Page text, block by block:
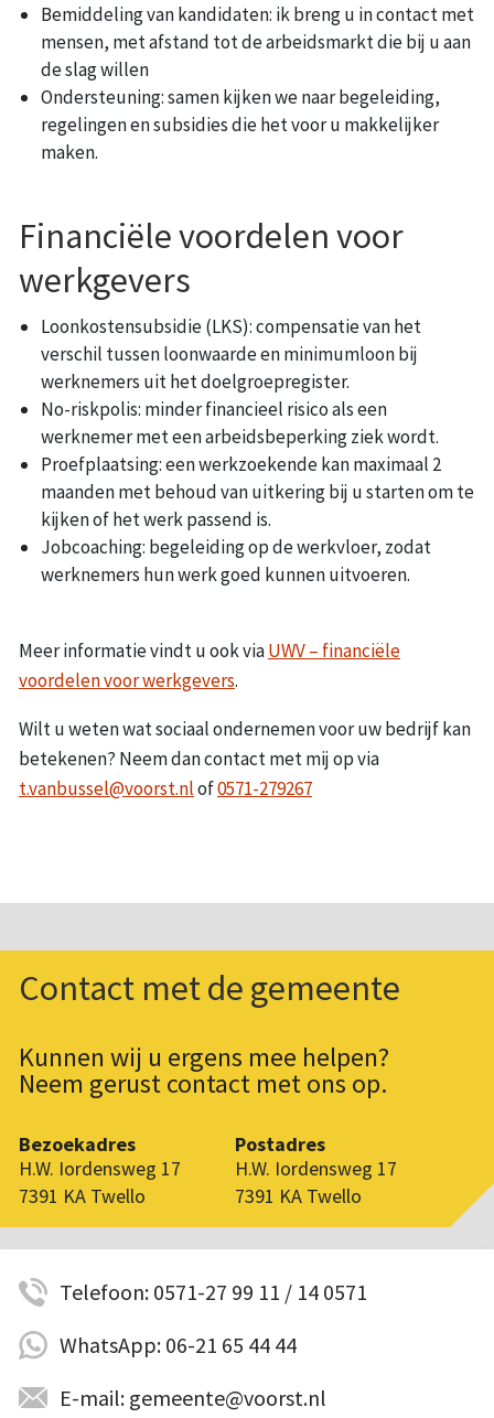
Bemiddeling van kandidaten: ik breng u in contact met
mensen, met afstand tot de arbeidsmarkt die bij u aan
de slag willen
Ondersteuning: samen kijken we naar begeleiding,
regelingen en subsidies die het voor u makkelijker
maken.
Financiële voordelen voor
werkgevers
Loonkostensubsidie (LKS): compensatie van het
verschil tussen loonwaarde en minimumloon bij
werknemers uit het doelgroepregister.
No-riskpolis: minder financieel risico als een
werknemer met een arbeidsbeperking ziek wordt.
Proefplaatsing: een werkzoekende kan maximaal 2
maanden met behoud van uitkering bij u starten om te
kijken of het werk passend is.
Jobcoaching: begeleiding op de werkvloer, zodat
werknemers hun werk goed kunnen uitvoeren.
Meer informatie vindt u ook viaUWV – financiële
voordelen voor werkgevers.
Wilt u weten wat sociaal ondernemen voor uw bedrijf kan
betekenen? Neem dan contact met mij op via
t.vanbussel@voorst.nlof0571-279267
Contact met de gemeente
Kunnen wij u ergens mee helpen?
Neem gerust contact met ons op.
Bezoekadres
H.W. Iordensweg 17
7391 KA Twello
Postadres
H.W. Iordensweg 17
7391 KA Twello
Telefoon: 0571-27 99 11 / 14 0571
WhatsApp: 06-21 65 44 44
E-mail: gemeente@voorst.nl